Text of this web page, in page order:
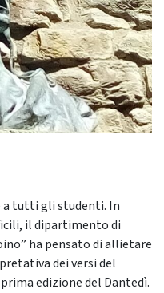
a tutti gli studenti. In
il dipartimento di
ha pensato di allietare
dei versi del
edizione del Dantedì.